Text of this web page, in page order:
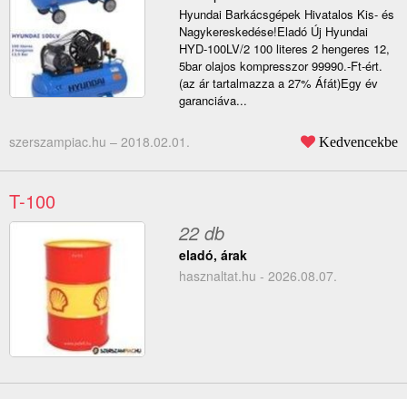
Hyundai Barkácsgépek Hivatalos Kis- és
Nagykereskedése!Eladó Új Hyundai
HYD-100LV/2 100 literes 2 hengeres 12,
5bar olajos kompresszor 99990.-Ft-ért.
(az ár tartalmazza a 27% Áfát)Egy év
garanciáva...
szerszampiac.hu – 2018.02.01. Kedvencekbe
T-100
22 db
eladó, árak
hasznaltat.hu - 2026.08.07.